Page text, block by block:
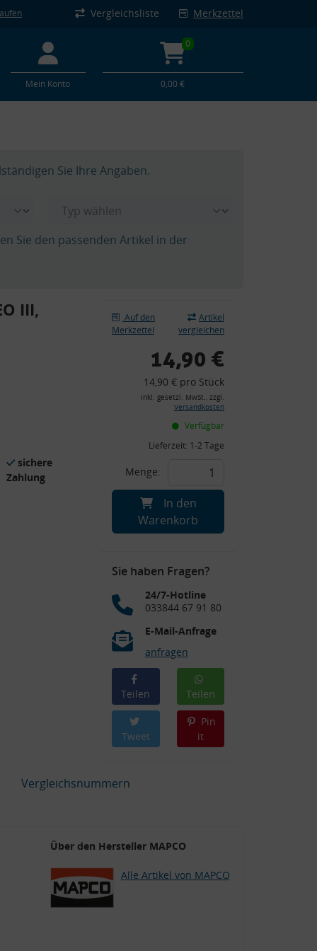
Vergleichsliste Merkzettel
Mein Konto
0
0,00 €
Sie Ihre Angaben.
Sie den passenden Artikel in der
III,
sichere
Zahlung
Auf den
Merkzettel
Artikel
vergleichen
14,90 €
14,90 € pro Stück
inkl. gesetzl. MwSt., zzgl.
Versandkosten
Verfügbar
Lieferzeit: 1-2 Tage
Menge:
In den
Warenkorb
Sie haben Fragen?
24/7-Hotline
033844 67 91 80
E-Mail-Anfrage
anfragen
Teilen Teilen
Tweet
Pin
it
Vergleichsnummern
Über den Hersteller MAPCO
Alle Artikel von MAPCO